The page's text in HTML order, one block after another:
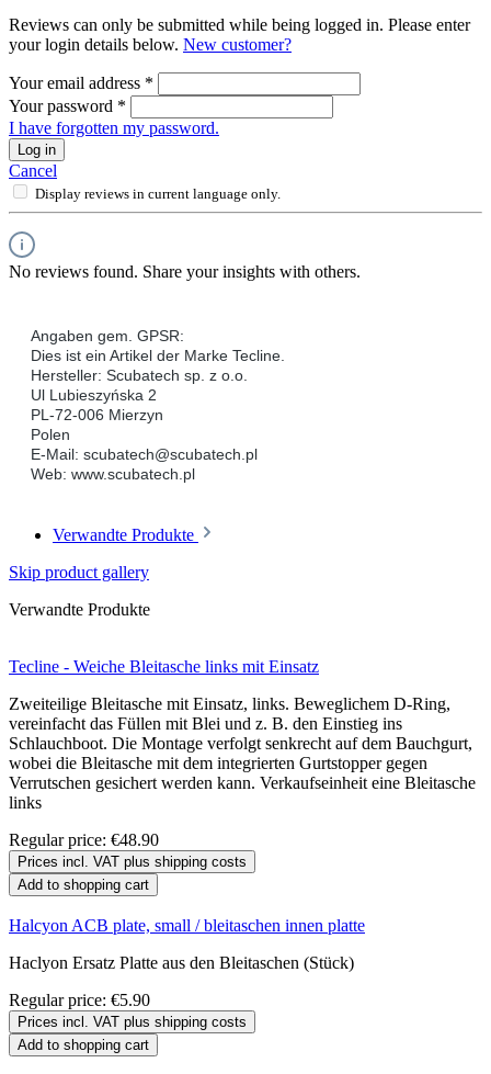
Reviews can only be submitted while being logged in. Please enter
your login details below. New customer?
Your email address *
Your password *
I have forgotten my password.
Log in
Cancel
Display reviews in current language only.
No reviews found. Share your insights with others.
Angaben gem. GPSR:
Dies ist ein Artikel der Marke Tecline.
Hersteller: Scubatech sp. z o.o.
Ul Lubieszyńska 2
PL-72-006 Mierzyn
Polen
E-Mail: scubatech@scubatech.pl
Web: www.scubatech.pl
Verwandte Produkte
Skip product gallery
Verwandte Produkte
Tecline - Weiche Bleitasche links mit Einsatz
Zweiteilige Bleitasche mit Einsatz, links. Beweglichem D-Ring,
vereinfacht das Füllen mit Blei und z. B. den Einstieg ins
Schlauchboot. Die Montage verfolgt senkrecht auf dem Bauchgurt,
wobei die Bleitasche mit dem integrierten Gurtstopper gegen
Verrutschen gesichert werden kann. Verkaufseinheit eine Bleitasche
links
Regular price: €48.90
Prices incl. VAT plus shipping costs
Add to shopping cart
Halcyon ACB plate, small / bleitaschen innen platte
Haclyon Ersatz Platte aus den Bleitaschen (Stück)
Regular price: €5.90
Prices incl. VAT plus shipping costs
Add to shopping cart